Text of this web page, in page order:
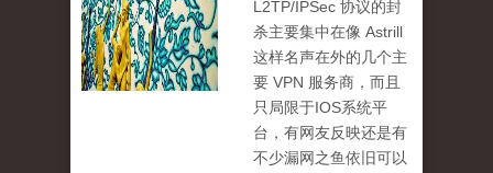
L2TP/IPSec 协议的封
杀主要集中在像 Astrill
这样名声在外的几个主
要 VPN 服务商，而且
只局限于IOS系统平
台，有网友反映还是有
不少漏网之鱼依旧可以